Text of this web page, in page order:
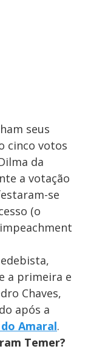
seus
cinco votos
da
a votação
se
(o
a primeira e
Chaves,
após a
Amaral.
Temer?